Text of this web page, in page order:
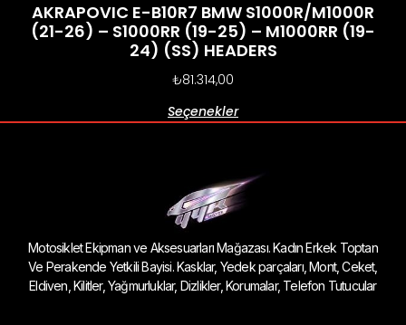
AKRAPOVIC E-B10R7 BMW S1000R/M1000R
(21-26) – S1000RR (19-25) – M1000RR (19-
24) (SS) HEADERS
₺81.314,00
Seçenekler
Motosiklet Ekipman ve Aksesuarları Mağazası. Kadın Erkek Toptan
Ve Perakende Yetkili Bayisi. Kasklar, Yedek parçaları, Mont, Ceket,
Eldiven, Kilitler, Yağmurluklar, Dizlikler, Korumalar, Telefon Tutucular